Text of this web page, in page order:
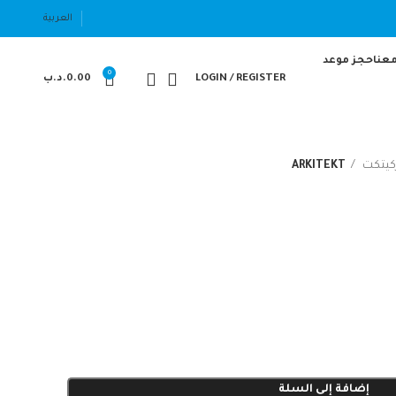
العربية
حجز موعد
LOGIN / REGISTER
0
0.00.د.ب
ARKITEKT
إضافة إلى السلة